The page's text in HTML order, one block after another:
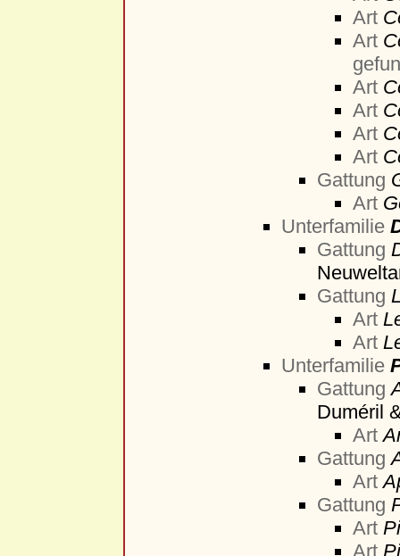
Art
Art
Art
Art
Art
Art
Gattung
Art
Unterfamilie
Gattung
Gattung
Art
Art
Unterfamilie
Gattung
Duméril
Art
Gattung
Art
Gattung
Art
Art